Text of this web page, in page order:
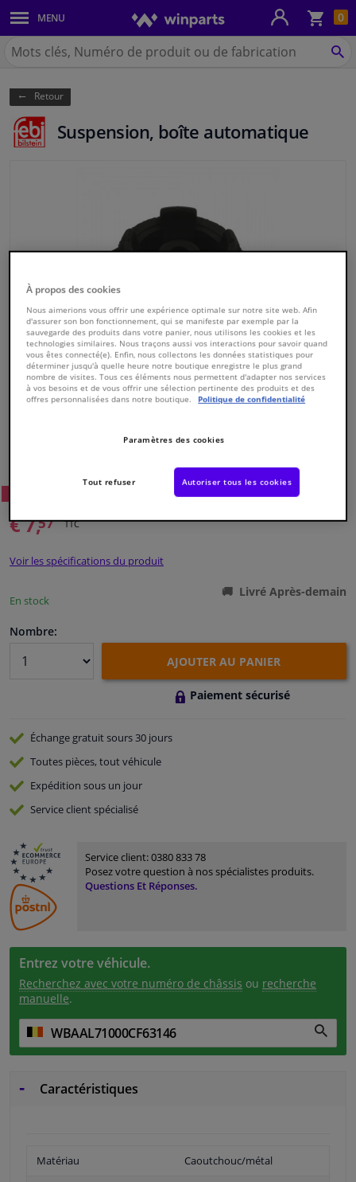
0
MENU
Carrosserie & tôles
Feux & ampoules
Freinage
Système d'échappement
Refroidissement & chauffage
Filtres & liquides
Bagages & transport
Fenêtres & accessoires
Intérieur & ameublement
Nettoyage & protection
Atelier & outils
Camping-car, moto & vélo
Promotions et réductions
Capteurs & électronique
Chercher
Winparts.be
Retour
Suspension, boîte automatique
Numéro de produit d'origine:0119875
€ 7,57 TTC
Voir les spécifications du produit
En stock
Livré Après-demain
Nombre:
AJOUTER AU PANIER
Paiement sécurisé
Échange gratuitsours 30 jours
Toutes pièces, tout véhicule
Expédition sous un jour
Serviceclient spécialisé
Service client:0380 833 78
Posez votre question à nos spécialistes produits.
Questions Et Réponses.
Entrez votre véhicule.
Recherchez avec votre numéro de châssis ou recherche
manuelle.
Caractéristiques
Matériau Caoutchouc/métal
À propos des cookies
Nous aimerions vous offrir une expérience optimale sur notre site web. Afin
d'assurer son bon fonctionnement, qui se manifeste par exemple par la
sauvegarde des produits dans votre panier, nous utilisons les cookies et les
technologies similaires. Nous traçons aussi vos interactions pour savoir quand
vous êtes connecté(e). Enfin, nous collectons les données statistiques pour
déterminer jusqu'à quelle heure notre boutique enregistre le plus grand
nombre de visites. Tous ces éléments nous permettent d'adapter nos services
à vos besoins et de vous offrir une sélection pertinente des produits et des
offres personnalisées dans notre boutique.
Politique de confidentialité
Paramètres des cookies
Tout refuser Autoriser tous les cookies